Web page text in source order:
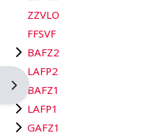
Blockleiste öffnen
ZZVLO
FFSVF
BAFZ2
LAFP2
BAFZ1
LAFP1
GAFZ1